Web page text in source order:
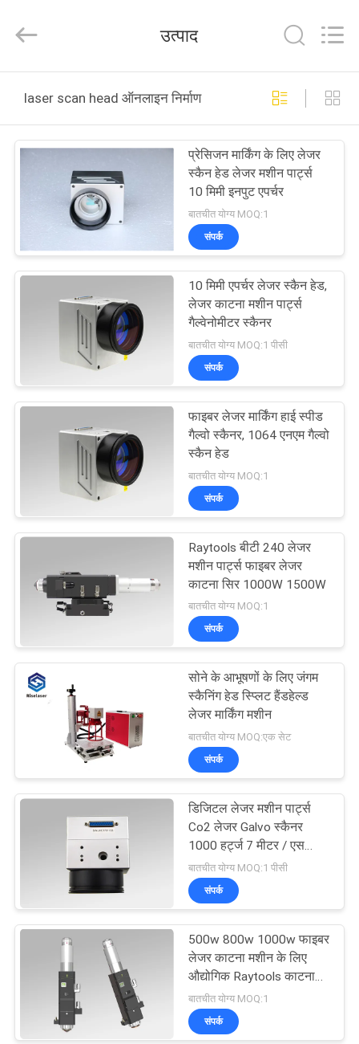
उत्पादों
हमारे
कारखाना
भ्रमण
गुणवत्ता
नियंत्रण
संपर्क
उद्धरण
विनती
РУССКИЙ
САЙТ
साइटमैप
PRIVACY
POLICY
Technology
Rights
उत्पाद
laser scan head ऑनलाइन निर्माण
प्रेसिजन मार्किंग के लिए लेजर
स्कैन हेड लेजर मशीन पार्ट्स
10 मिमी इनपुट एपर्चर
बातचीत योग्य MOQ:1
संपर्क
10 मिमी एपर्चर लेजर स्कैन हेड,
लेजर काटना मशीन पार्ट्स
गैल्वेनोमीटर स्कैनर
बातचीत योग्य MOQ:1 पीसी
संपर्क
फाइबर लेजर मार्किंग हाई स्पीड
गैल्वो स्कैनर, 1064 एनएम गैल्वो
स्कैन हेड
बातचीत योग्य MOQ:1
संपर्क
Raytools बीटी 240 लेजर
मशीन पार्ट्स फाइबर लेजर
काटना सिर 1000W 1500W
बातचीत योग्य MOQ:1
संपर्क
सोने के आभूषणों के लिए जंगम
स्कैनिंग हेड स्प्लिट हैंडहेल्ड
लेजर मार्किंग मशीन
बातचीत योग्य MOQ:एक सेट
संपर्क
डिजिटल लेजर मशीन पार्ट्स
Co2 लेजर Galvo स्कैनर
1000 हर्ट्ज 7 मीटर / एस
पोजिशनिंग स्पीड
बातचीत योग्य MOQ:1 पीसी
संपर्क
500w 800w 1000w फाइबर
लेजर काटना मशीन के लिए
औद्योगिक Raytools काटना
सिर
बातचीत योग्य MOQ:1
संपर्क